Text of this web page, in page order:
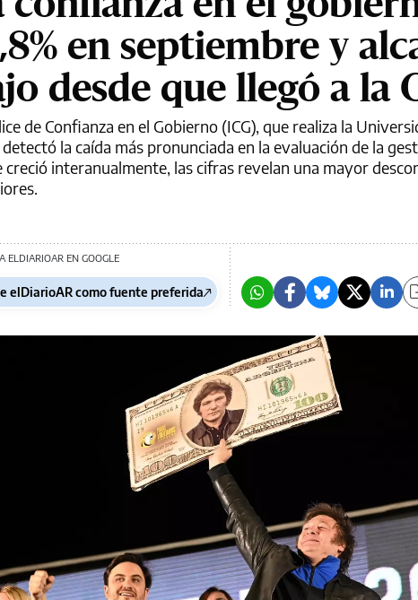
en septiembre y
desde que llegó a la
de Confianza en el Gobierno (ICG), que realiza la
la caída más pronunciada en la evaluación de la
creció interanualmente, las cifras revelan una mayor
ELDIARIOAR EN GOOGLE
elDiarioAR como fuente preferida